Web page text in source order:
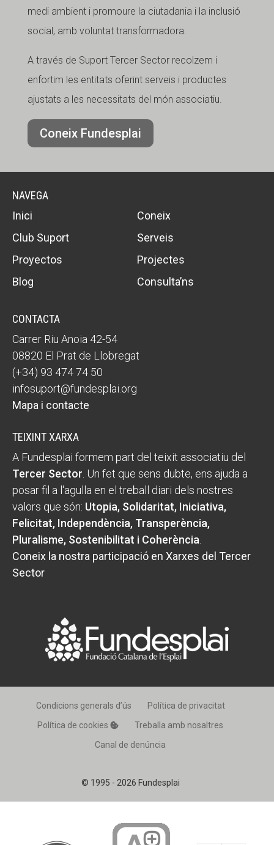
medi ambient i promoure la ciutadania i la inclusió
social, amb voluntat transformadora.
A través de Suport Tercer Sector recolzem i
enfortim les entitats oferint serveis i productes
ajustats a les necessitats del món associatiu.
Coneix Fundesplai
NAVEGA
Inici
Coneix
Club Suport
Serveis
Proyectos
Projectes
Blog
Consulta’ns
CONTACTA
Carrer Riu Anoia 42-54
08820 El Prat de Llobregat
(+34) 93 474 74 50
infosuport@fundesplai.org
Mapa i contacte
TEIXINT XARXA
A Fundesplai formem part del teixit associatiu del
Tercer Sector . Un fet que sens dubte, ens ajuda a
posar fil a l'agulla en el treball diari dels nostres
valors que són: Utopia, Solidaritat, Iniciativa,
Felicitat, Independència, Transperència,
Pluralisme, Sostenibilitat i Coherència
Coneix la nostra participació en Xarxes del Tercer
Sector
© 1995 - 2026 Fundesplai
Condicions generals d’ús
Política de privacitat
Política de cookies
Treballa amb nosaltres
Canal de denúncia